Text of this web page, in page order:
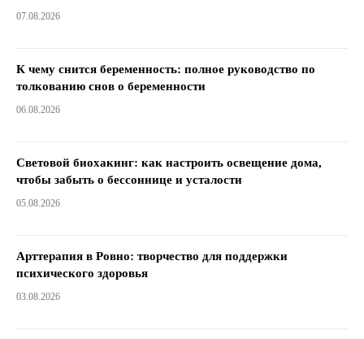
07.08.2026
К чему снится беременность: полное руководство по
толкованию снов о беременности
06.08.2026
Световой биохакинг: как настроить освещение дома,
чтобы забыть о бессоннице и усталости
05.08.2026
Арттерапия в Ровно: творчество для поддержки
психического здоровья
03.08.2026